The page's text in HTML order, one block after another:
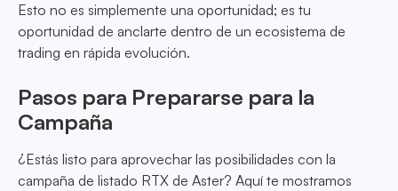
Esto no es simplemente una oportunidad; es tu
oportunidad de anclarte dentro de un ecosistema de
trading en rápida evolución.
Pasos para Prepararse para la
Campaña
¿Estás listo para aprovechar las posibilidades con la
campaña de listado RTX de Aster? Aquí te mostramos